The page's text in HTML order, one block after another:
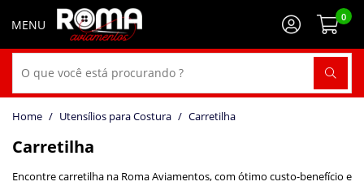
0
Utensílios para Costura Carretilha
Carretilha
Encontre carretilha na Roma Aviamentos, com ótimo custo-benefício e